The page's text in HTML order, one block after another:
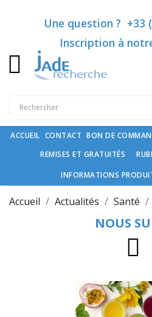
Une question ? +33
Inscription à
Rubriques
de
spécifiques
Cosmétiques
de
gamme
ACCUEIL CONTACT BON DE
REMISES ET GRATUITÉS
INFORMATIONS
Accueil Actualités Santé
NOUS